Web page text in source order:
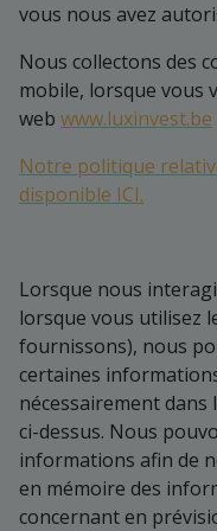
vous nous avez
Nous collectons des
mobile, lorsque vous
web www.luxinvest.be
Notre politique
disponible ICI.
Lorsque nous
lorsque vous utilisez
fournissons), nous
certaines
nécessairement dans
ci-dessus. Nous
informations afin de
en mémoire des
concernant en